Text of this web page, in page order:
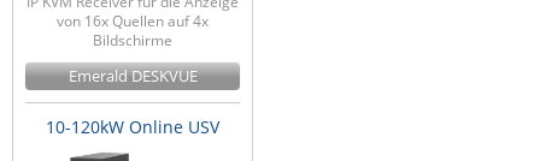
von 16x Quellen auf 4x
Bildschirme
Emerald DESKVUE
10-120kW Online USV